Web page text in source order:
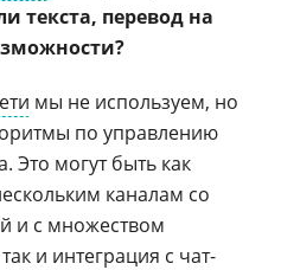
текста, перевод на
мы не используем, но
по управлению
Это могут быть как
каналам со
и с множеством
и интеграция с чат-